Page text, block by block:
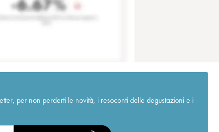
per non perderti le novità, i resoconti delle degustazioni e i